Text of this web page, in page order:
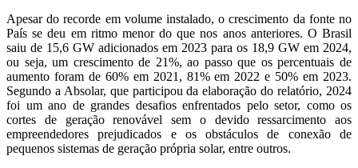
Apesar do recorde em volume instalado, o crescimento da fonte no
País se deu em ritmo menor do que nos anos anteriores. O Brasil
saiu de 15,6 GW adicionados em 2023 para os 18,9 GW em 2024,
ou seja, um crescimento de 21%, ao passo que os percentuais de
aumento foram de 60% em 2021, 81% em 2022 e 50% em 2023.
Segundo a Absolar, que participou da elaboração do relatório, 2024
foi um ano de grandes desafios enfrentados pelo setor, como os
cortes de geração renovável sem o devido ressarcimento aos
empreendedores prejudicados e os obstáculos de conexão de
pequenos sistemas de geração própria solar, entre outros.